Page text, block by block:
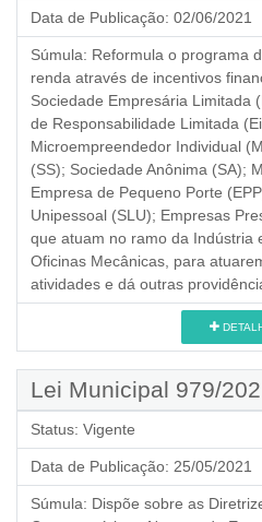
Data de Publicação: 02/06/2021
Súmula: Reformula o programa
renda através de incentivos
Sociedade Empresária Limitada
de Responsabilidade Limitada
Microempreendedor Individual
(SS); Sociedade Anônima (SA);
Empresa de Pequeno Porte
Unipessoal (SLU); Empresas
que atuam no ramo da Indústria
Oficinas Mecânicas, para
atividades e dá outras
Lei Municipal 979/
Status: Vigente
Data de Publicação: 25/05/2021
Súmula: Dispõe sobre as